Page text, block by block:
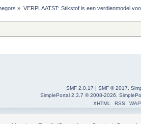
» VERPLAATST: Stikstof is een verdienmodel
SMF 2.0.17 | SMF © 2017
SimplePortal 2.3.7 © 2008-2026,
XHTML
RSS